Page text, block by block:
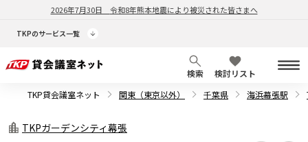
2026年7月30日 令和8年熊本地震により被災された皆さまへ
TKPのサービス一覧
検索
検討リスト
TKP貸会議室ネット
関東（東京以外） 千葉県 海浜幕張駅
TKPガーデンシティ幕張